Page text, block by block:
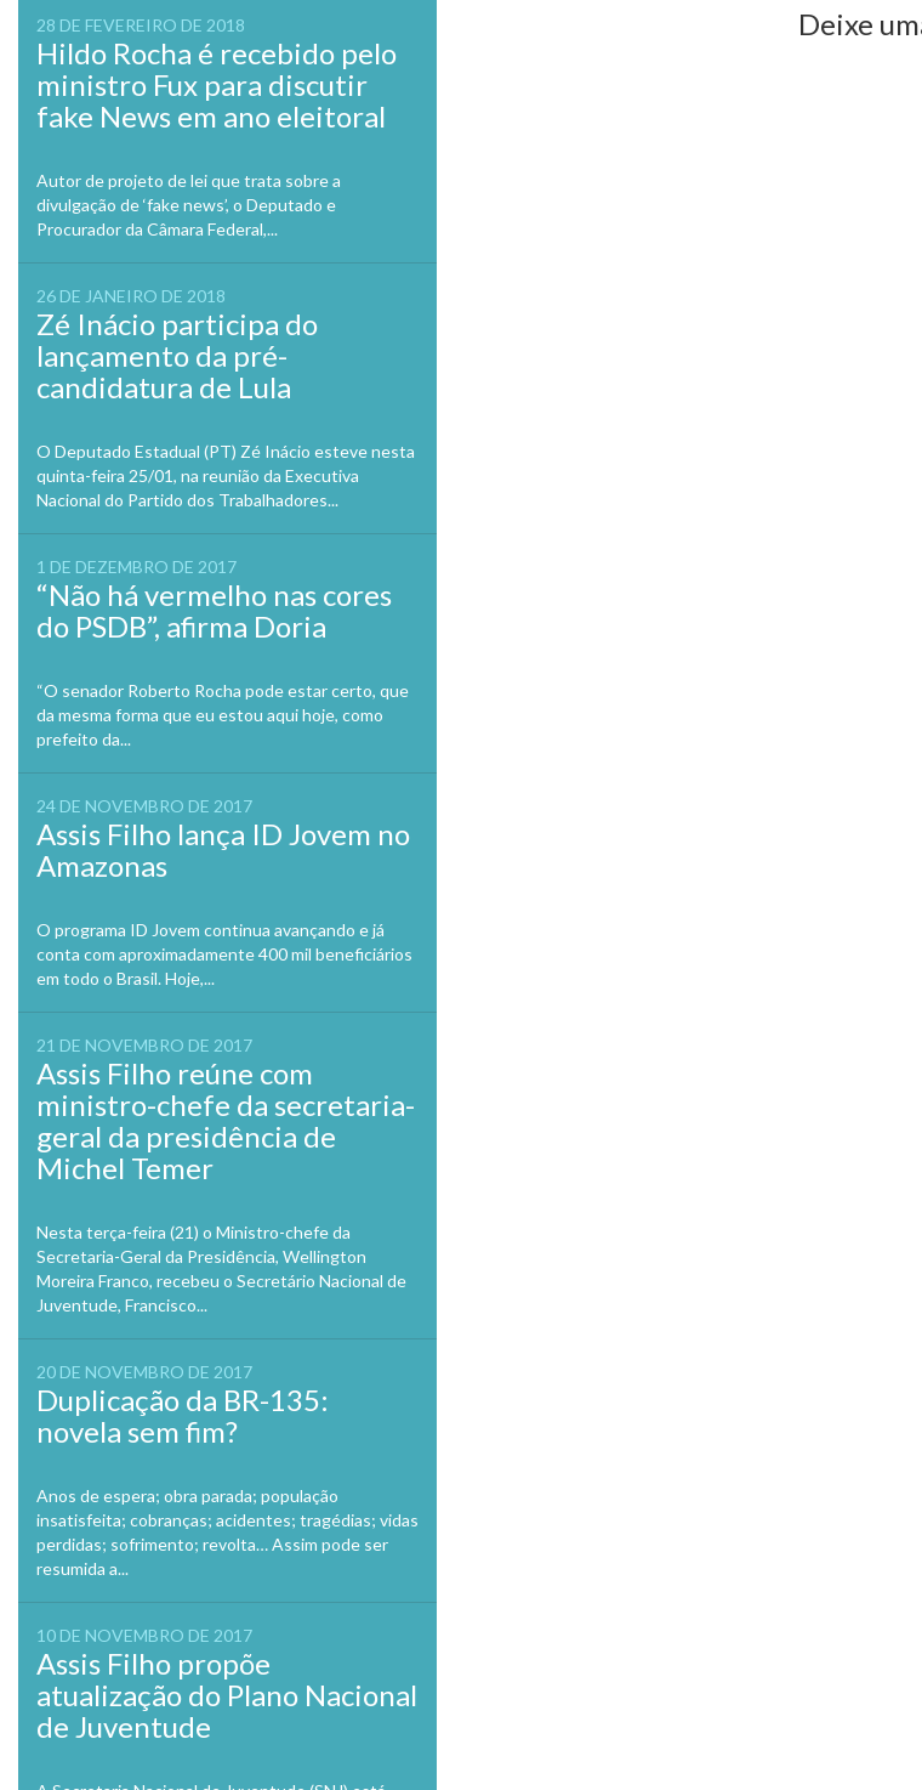
28 DE FEVEREIRO DE 2018
Hildo Rocha é recebido pelo
ministro Fux para discutir
fake News em ano eleitoral
Autor de projeto de lei que trata sobre a
divulgação de ‘fake news’, o Deputado e
Procurador da Câmara Federal,...
26 DE JANEIRO DE 2018
Zé Inácio participa do
lançamento da pré-
candidatura de Lula
O Deputado Estadual (PT) Zé Inácio esteve nesta
quinta-feira 25/01, na reunião da Executiva
Nacional do Partido dos Trabalhadores...
1 DE DEZEMBRO DE 2017
“Não há vermelho nas cores
do PSDB”, afirma Doria
“O senador Roberto Rocha pode estar certo, que
da mesma forma que eu estou aqui hoje, como
prefeito da...
24 DE NOVEMBRO DE 2017
Assis Filho lança ID Jovem no
Amazonas
O programa ID Jovem continua avançando e já
conta com aproximadamente 400 mil beneficiários
em todo o Brasil. Hoje,...
21 DE NOVEMBRO DE 2017
Assis Filho reúne com
ministro-chefe da secretaria-
geral da presidência de
Michel Temer
Nesta terça-feira (21) o Ministro-chefe da
Secretaria-Geral da Presidência, Wellington
Moreira Franco, recebeu o Secretário Nacional de
Juventude, Francisco...
20 DE NOVEMBRO DE 2017
Duplicação da BR-135:
novela sem fim?
Anos de espera; obra parada; população
insatisfeita; cobranças; acidentes; tragédias; vidas
perdidas; sofrimento; revolta… Assim pode ser
resumida a...
10 DE NOVEMBRO DE 2017
Assis Filho propõe
atualização do Plano Nacional
de Juventude
Deixe